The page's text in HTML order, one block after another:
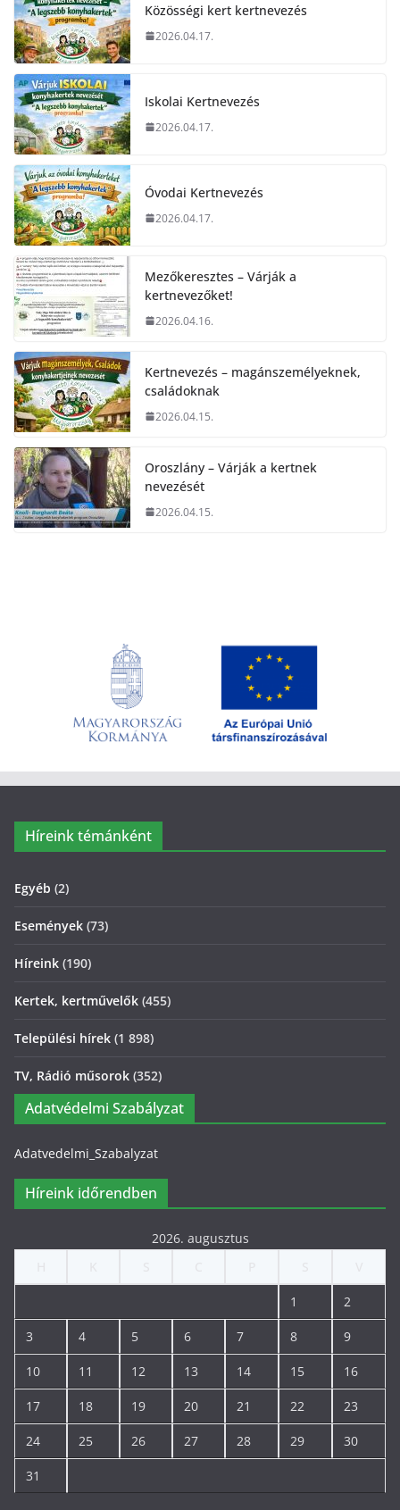
Közösségi kert kertnevezés
2026.04.17.
Iskolai Kertnevezés
2026.04.17.
Óvodai Kertnevezés
2026.04.17.
Mezőkeresztes – Várják a
kertnevezőket!
2026.04.16.
Kertnevezés – magánszemélyeknek,
családoknak
2026.04.15.
Oroszlány – Várják a kertnek
nevezését
2026.04.15.
Híreink témánként
Egyéb (2)
Események (73)
Híreink (190)
Kertek, kertművelők (455)
Települési hírek (1 898)
TV, Rádió műsorok (352)
Adatvédelmi Szabályzat
Adatvedelmi_Szabalyzat
Híreink időrendben
2026. augusztus
1 2
3 4 5 6 7 8 9
10 11 12 13 14 15 16
17 18 19 20 21 22 23
24 25 26 27 28 29 30
31